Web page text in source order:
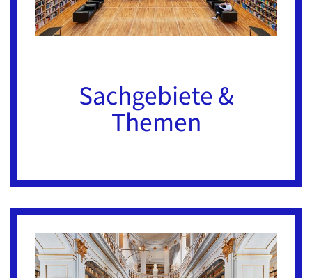
Sachgebiete &
Themen